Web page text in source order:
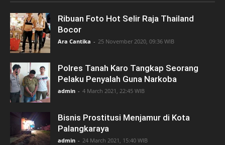
Ribuan Foto Hot Selir Raja Thailand
Bocor
Ara Cantika - 25 November 2020, 09:36 WIB
Polres Tanah Karo Tangkap Seorang
Pelaku Penyalah Guna Narkoba
admin - 4 March 2021, 22:45 WIB
Bisnis Prostitusi Menjamur di Kota
Palangkaraya
admin - 24 March 2021, 15:40 WIB